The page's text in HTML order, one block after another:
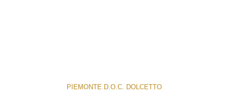
PIEMONTE D.O.C. DOLCETTO